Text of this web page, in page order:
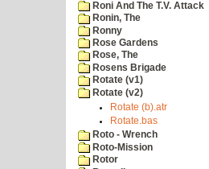
Roni And The T.V. Attack
Ronin, The
Ronny
Rose Gardens
Rose, The
Rosens Brigade
Rotate (v1)
Rotate (v2)
Rotate (b).atr
Rotate.bas
Roto - Wrench
Roto-Mission
Rotor